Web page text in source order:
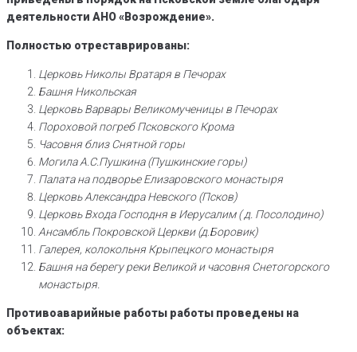
деятельности АНО «Возрождение».
Полностью отреставрированы:
Церковь Николы Вратаря в Печорах
Башня Никольская
Церковь Варвары Великомученицы в Печорах
Пороховой погреб Псковского Крома
Часовня близ Снятной горы
Могила А.С.Пушкина (Пушкинские горы)
Палата на подворье Елизаровского монастыря
Церковь Александра Невского (Псков)
Церковь Входа Господня в Иерусалим ( д. Посолодино)
Ансамбль Покровской Церкви (д.Боровик)
Галерея, колокольня Крыпецкого монастыря
Башня на берегу реки Великой и часовня Снетогорского
монастыря.
Противоаварийные работы работы проведены на
объектах: